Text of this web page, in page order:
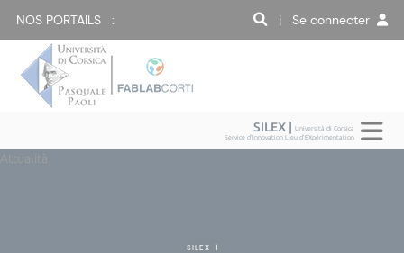
NOS PORTAILS : | Se connecter
SILEX |Università di Corsica
Service d'Innovation Lieu d'EXpérimentation
Attualità
SILEX |